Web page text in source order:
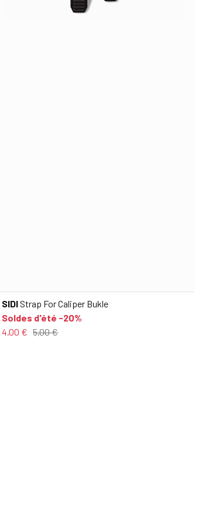
SIDIStrap For Caliper Bukle
Soldes d'été -20%
4,00 € 5,00 €